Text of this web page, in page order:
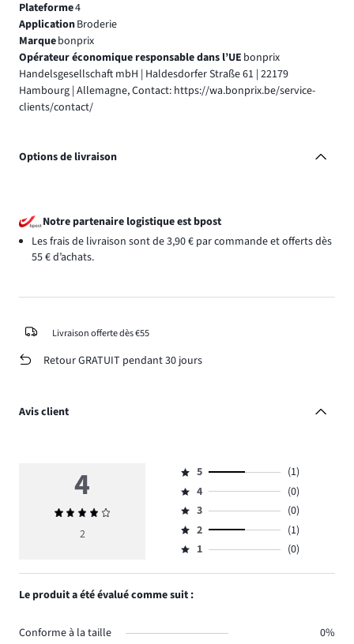
Plateforme4
ApplicationBroderie
Marquebonprix
Opérateur économique responsable dans l’UE bonprix
Handelsgesellschaft mbH | Haldesdorfer Straße 61 | 22179
Hambourg | Allemagne, Contact: https://wa.bonprix.be/service-
clients/contact/
Options de livraison
Notre partenaire logistique est bpost
Les frais de livraison sont de 3,90 € par commande et offerts dès
55 € d’achats.
Livraison offerte dès €55
Retour GRATUIT pendant 30 jours
Avis client
4
Note
moyenne
2
Note
5,
nombre
de
votes
1.
5
(1)
Note
4,
nombre
de
0.
4
(0)
Note
3,
nombre
0.
3
(0)
Note
2,
votes
2
(1)
Note
1,
nombre
de
0.
1 (0)
Le produit a été évalué comme suit :
Conforme à la taille
0%